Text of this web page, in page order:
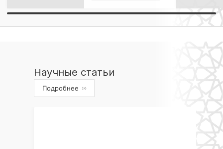
Научные статьи
Подробнее ›››